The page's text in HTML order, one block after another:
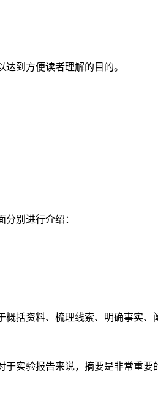
到方便读者理解的目的。
别进行介绍：
括资料、梳理线索、明确事实、
实验报告来说，摘要是非常重